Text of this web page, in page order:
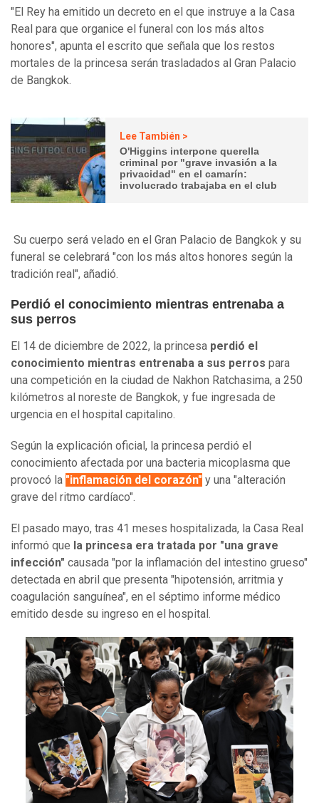
"El Rey ha emitido un decreto en el que instruye a la Casa
Real para que organice el funeral con los más altos
honores", apunta el escrito que señala que los restos
mortales de la princesa serán trasladados al Gran Palacio
de Bangkok.
Lee También >
O'Higgins interpone querella
criminal por "grave invasión a la
privacidad" en el camarín:
involucrado trabajaba en el club
Su cuerpo será velado en el Gran Palacio de Bangkok y su
funeral se celebrará "con los más altos honores según la
tradición real", añadió.
Perdió el conocimiento mientras entrenaba a
sus perros
El 14 de diciembre de 2022, la princesa perdió el
conocimiento mientras entrenaba a sus perros para
una competición en la ciudad de Nakhon Ratchasima, a 250
kilómetros al noreste de Bangkok, y fue ingresada de
urgencia en el hospital capitalino.
Según la explicación oficial, la princesa perdió el
conocimiento afectada por una bacteria micoplasma que
provocó la "inflamación del corazón" y una "alteración
grave del ritmo cardíaco".
El pasado mayo, tras 41 meses hospitalizada, la Casa Real
informó que la princesa era tratada por "una grave
infección" causada "por la inflamación del intestino grueso"
detectada en abril que presenta "hipotensión, arritmia y
coagulación sanguínea", en el séptimo informe médico
emitido desde su ingreso en el hospital.